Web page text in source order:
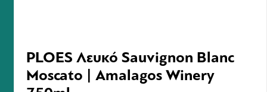
PLOES Λευκό Sauvignon Blanc
Moscato | Amalagos Winery